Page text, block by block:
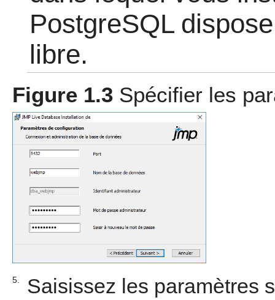
PostgreSQL
libre.
Figure 1.3 Spécifier les
5. Saisissez les paramètres